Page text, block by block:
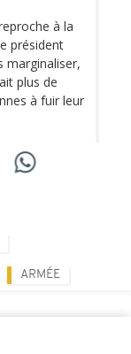
à la
président
marginaliser,
plus de
à fuir leur
ARMÉE